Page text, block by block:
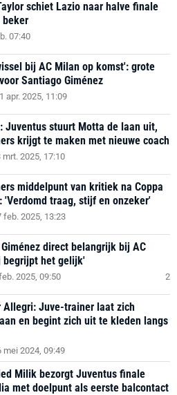
schiet Lazio naar halve finale
beker
07:40
bij AC Milan op komst': grote
Santiago Giménez
apr. 2025, 11:09
Juventus stuurt Motta de laan uit,
krijgt te maken met nieuwe coach
mrt. 2025, 17:10
middelpunt van kritiek na Coppa
'Verdomd traag, stijf en onzeker'
feb. 2025, 13:23
direct belangrijk bij AC
begrijpt het gelijk'
2025, 09:50 2
Allegri: Juve-trainer laat zich
en begint zich uit te kleden langs
mei 2024, 09:49
Milik bezorgt Juventus finale
met doelpunt als eerste balcontact